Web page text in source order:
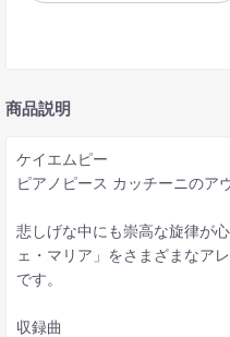
商品説明
ケイエムピー
ピアノピース カッチーニのア
悲しげな中にも崇高な旋律が
ェ・マリア」をさまざまなア
です。
収録曲